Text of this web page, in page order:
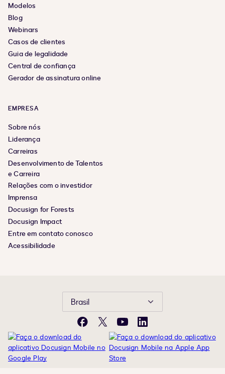
Modelos
Blog
Webinars
Casos de clientes
Guia de legalidade
Central de confiança
Gerador de assinatura online
EMPRESA
Sobre nós
Liderança
Carreiras
Desenvolvimento de Talentos
e Carreira
Relações com o investidor
Imprensa
Docusign for Forests
Docusign Impact
Entre em contato conosco
Acessibilidade
Brasil
Facebook
X YouTubeLinkedIn